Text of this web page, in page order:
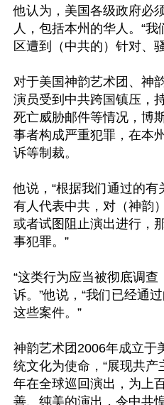
他认为，美国各级政府必
人，包括本州的华人。“
区遭到（中共的）针对、
对于美国神韵艺术团、神
演员受到中共跨国镇压，
死亡威胁邮件等情况，博
事者构成严重犯罪，在本
诉等制裁。
他说，“根据我们通过的
有人代表中共，对（神韵
或者试图阻止演出进行，
事犯罪。”
“这类行为应当被彻底调
诉。”他说，“我们已经通
这些案件。”
神韵艺术团2006年成立于
统文化为使命，“展现共
年在全球巡回演出，为上
善、纯美的演出，令中共